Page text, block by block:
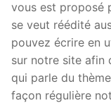
vous est proposé
se veut réédité
pouvez écrire en
sur notre site afin
qui parle du
façon régulière